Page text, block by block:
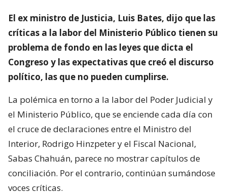
El ex ministro de Justicia, Luis Bates, dijo que las
críticas a la labor del Ministerio Público tienen su
problema de fondo en las leyes que dicta el
Congreso y las expectativas que creó el discurso
político, las que no pueden cumplirse.
La polémica en torno a la labor del Poder Judicial y
el Ministerio Público, que se enciende cada día con
el cruce de declaraciones entre el Ministro del
Interior, Rodrigo Hinzpeter y el Fiscal Nacional,
Sabas Chahuán, parece no mostrar capítulos de
conciliación. Por el contrario, continúan sumándose
voces críticas.